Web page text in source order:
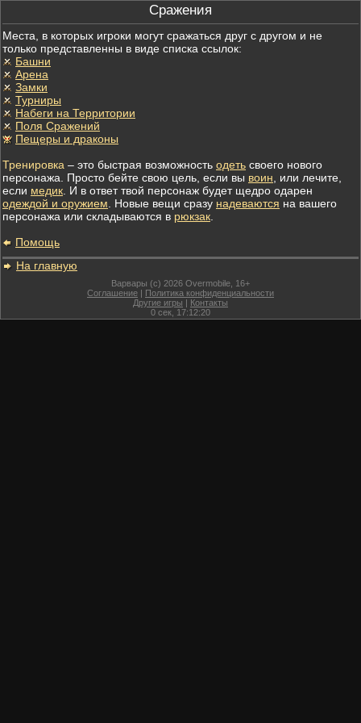
Сражения
Места, в которых игроки могут сражаться друг с другом и не
только представленны в виде списка ссылок:
Башни
Арена
Замки
Турниры
Набеги на Территории
Поля Сражений
Пещеры и драконы
Тренировка – это быстрая возможность одеть своего нового
персонажа. Просто бейте свою цель, если вы воин , или лечите,
если медик . И в ответ твой персонаж будет щедро одарен
одеждой и оружием . Новые вещи сразу надеваются на вашего
персонажа или складываются в рюкзак
Помощь
На главную
Варвары (c) 2026 Overmobile, 16+
Соглашение | Политика конфиденциальности
Другие игры | Контакты
0 сек, 17:12:20